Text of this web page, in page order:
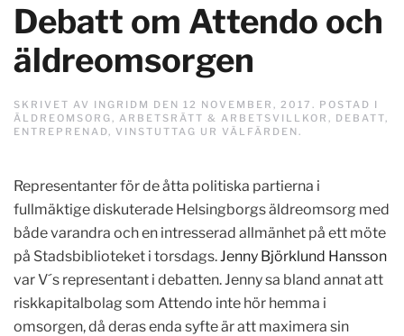
Debatt om Attendo och
äldreomsorgen
SKRIVET AV INGRIDM DEN 12 NOVEMBER, 2017 . POSTAD I
ÄLDREOMSORG, ARBETSRÄTT & ARBETSVILLKOR , DEBATT,
ENTREPRENAD, VINSTUTTAG UR VÄLFÄRDEN.
Representanter för de åtta politiska partierna i
fullmäktige diskuterade Helsingborgs äldreomsorg med
både varandra och en intresserad allmänhet på ett möte
på Stadsbiblioteket i torsdags.Jenny Björklund Hansson
var V´s representant i debatten. Jenny sa bland annat att
riskkapitalbolag som Attendo inte hör hemma i
omsorgen, då deras enda syfte är att maximera sin